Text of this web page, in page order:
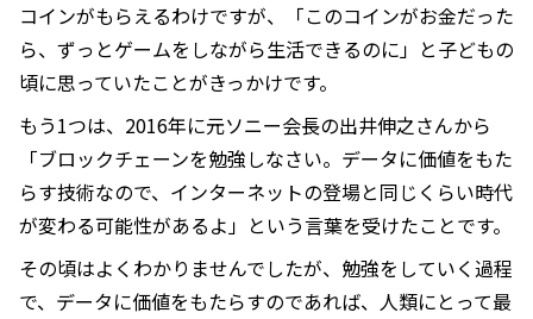
コインがもらえるわけですが、「このコインがお金だった
ら、ずっとゲームをしながら生活できるのに」と子どもの
頃に思っていたことがきっかけです。
もう1つは、2016年に元ソニー会長の出井伸之さんから
「ブロックチェーンを勉強しなさい。データに価値をもた
らす技術なので、インターネットの登場と同じくらい時代
が変わる可能性があるよ」という言葉を受けたことです。
その頃はよくわかりませんでしたが、勉強をしていく過程
で、データに価値をもたらすのであれば、人類にとって最